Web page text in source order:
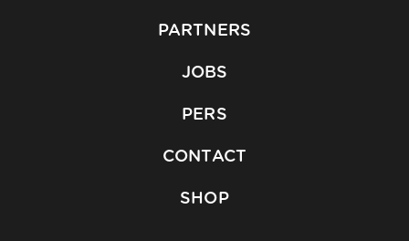
PARTNERS
JOBS
PERS
CONTACT
SHOP